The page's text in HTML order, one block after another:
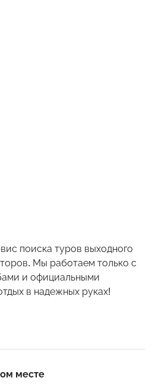
поиска туров выходного
Мы работаем только с
и официальными
в надежных руках!
месте